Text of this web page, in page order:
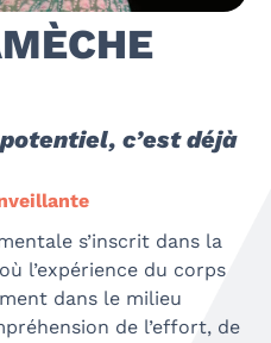
c’est déjà
s’inscrit dans la
l’expérience du corps
dans le milieu
de l’effort, de